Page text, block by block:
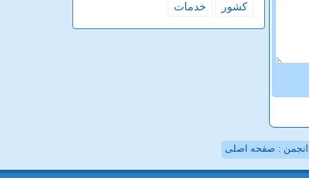
كشور
خدمات
: صفحه اصلی